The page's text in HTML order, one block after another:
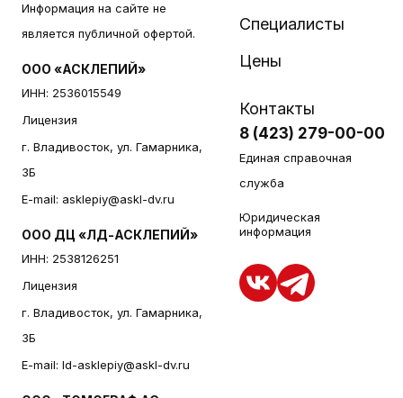
Информация на сайте не
является публичной офертой.
ООО «АСКЛЕПИЙ»
ИНН: 2536015549
Лицензия
г. Владивосток, ул. Гамарника,
3Б
E-mail: asklepiy@askl-dv.ru
ООО ДЦ «ЛД-АСКЛЕПИЙ»
ИНН: 2538126251
Лицензия
г. Владивосток, ул. Гамарника,
3Б
E-mail: ld-asklepiy@askl-dv.ru
Специалисты
Цены
Контакты
8 (423) 279-00-00
Единая справочная
служба
Юридическая
информация